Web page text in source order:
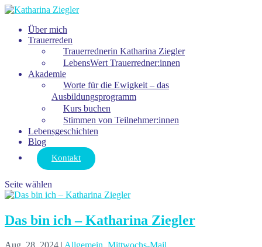
Über mich
Trauerreden
Trauerrednerin Katharina Ziegler
LebensWert Trauerredner:innen
Akademie
Worte für die Ewigkeit – das
Ausbildungsprogramm
Kurs buchen
Stimmen von Teilnehmer:innen
Lebensgeschichten
Blog
Kontakt
Seite wählen
Das bin ich – Katharina Ziegler
Aug. 28, 2024 | Allgemein, Mittwochs-Mail